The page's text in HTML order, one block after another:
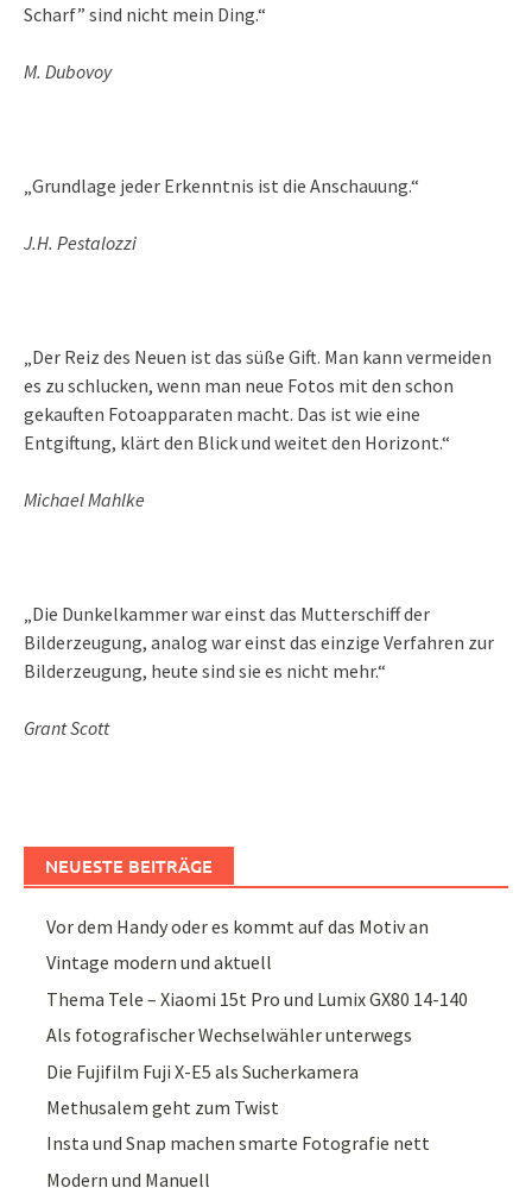
Scharf” sind nicht mein Ding.“
M. Dubovoy
„Grundlage jeder Erkenntnis ist die Anschauung.“
J.H. Pestalozzi
„Der Reiz des Neuen ist das süße Gift. Man kann vermeiden
es zu schlucken, wenn man neue Fotos mit den schon
gekauften Fotoapparaten macht. Das ist wie eine
Entgiftung, klärt den Blick und weitet den Horizont.“
Michael Mahlke
„Die Dunkelkammer war einst das Mutterschiff der
Bilderzeugung, analog war einst das einzige Verfahren zur
Bilderzeugung, heute sind sie es nicht mehr.“
Grant Scott
NEUESTE BEITRÄGE
Vor dem Handy oder es kommt auf das Motiv an
Vintage modern und aktuell
Thema Tele – Xiaomi 15t Pro und Lumix GX80 14-140
Als fotografischer Wechselwähler unterwegs
Die Fujifilm Fuji X-E5 als Sucherkamera
Methusalem geht zum Twist
Insta und Snap machen smarte Fotografie nett
Modern und Manuell